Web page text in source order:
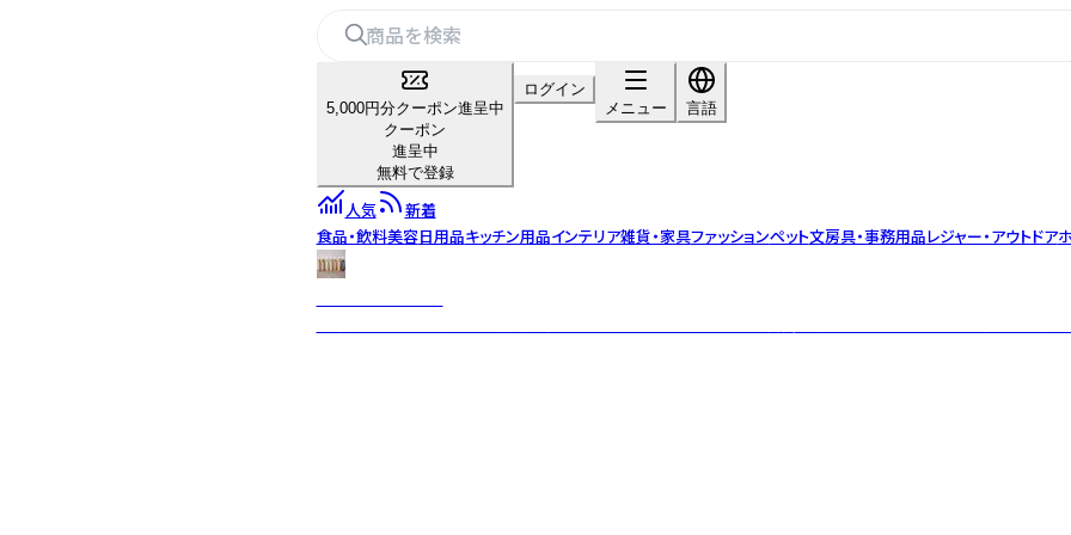
5,000円分クーポン進呈中
クーポン
進呈中
無料で登録
ログイン
メニュー
言語
人気
新着
食品・飲料美容日用品キッチン用品インテリア雑貨・家具ファッションペット文房具・事務用品レジャー・アウトドア